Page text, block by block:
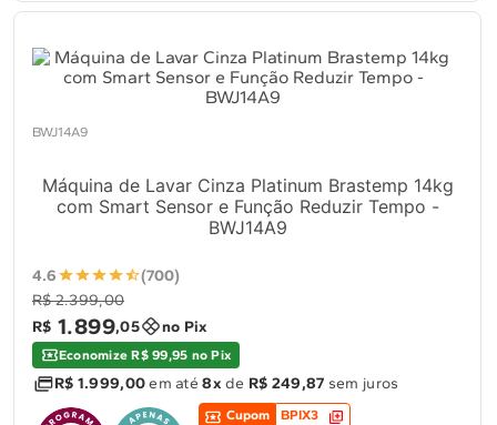
BWJ14A9
Máquina de Lavar Cinza Platinum Brastemp 14kg
com Smart Sensor e Função Reduzir Tempo -
BWJ14A9
4.6
(700)
R$ 2.399,00
R$ 1.899,05 no Pix
Economize R$ 99,95 no Pix
R$ 1.999,00em até8x de R$ 249,87 sem juros
Cupom BPIX3